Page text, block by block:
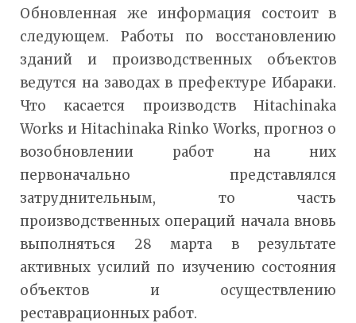
Обновленная же информация состоит в
следующем. Работы по восстановлению
зданий и производственных объектов
ведутся на заводах в префектуре Ибараки.
Что касается производств Hitachinaka
Works и Hitachinaka Rinko Works, прогноз о
возобновлении работ на них
первоначально представлялся
затруднительным, то часть
производственных операций начала вновь
выполняться 28 марта в результате
активных усилий по изучению состояния
объектов и осуществлению
реставрационных работ.